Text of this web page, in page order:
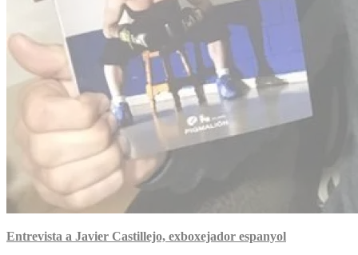
Entrevista a Javier Castillejo, exboxejador espanyol